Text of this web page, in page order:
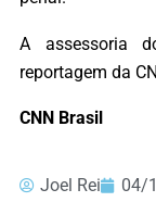
A assessoria
reportagem da
CNN Brasil
Joel Rei 04/